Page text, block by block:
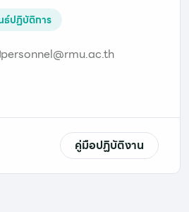
ธ์ปฏิบัติการ
personnel@rmu.ac.th
คู่มือปฏิบัติงาน